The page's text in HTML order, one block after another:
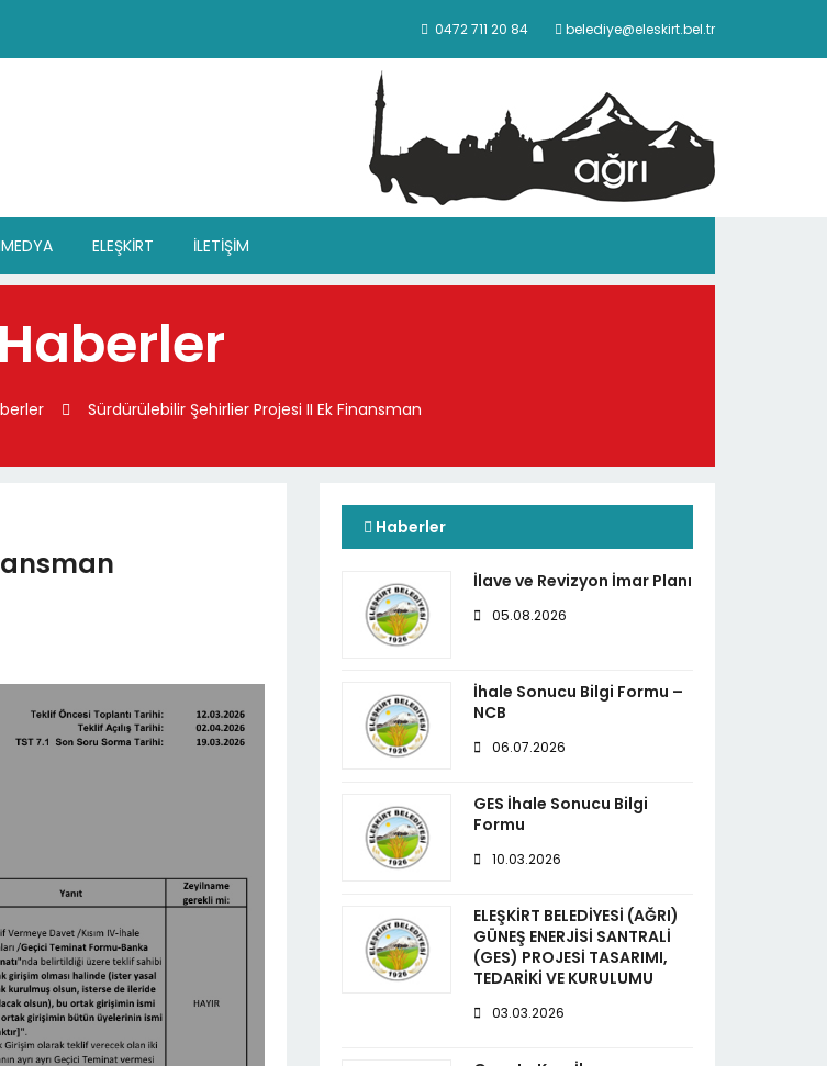
0472 711 20 84 belediye@eleskirt.bel.tr
ELEŞKİRT İLETİŞİM
Haberler
Sürdürülebilir Şehirlier Projesi II Ek Finansman
Haberler
İlave ve Revizyon İmar Planı
05.08.2026
İhale Sonucu Bilgi Formu –
NCB
06.07.2026
GES İhale Sonucu Bilgi
Formu
10.03.2026
ELEŞKİRT BELEDİYESİ (AĞRI)
GÜNEŞ ENERJİSİ SANTRALİ
(GES) PROJESİ TASARIMI,
TEDARİKİ VE KURULUMU
03.03.2026